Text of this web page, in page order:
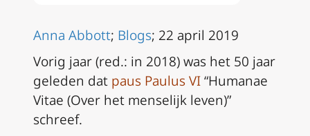
Anna Abbott; Blogs; 22 april 2019
Vorig jaar (red.: in 2018) was het 50 jaar
geleden dat paus Paulus VI“Humanae
Vitae (Over het menselijk leven)”
schreef.